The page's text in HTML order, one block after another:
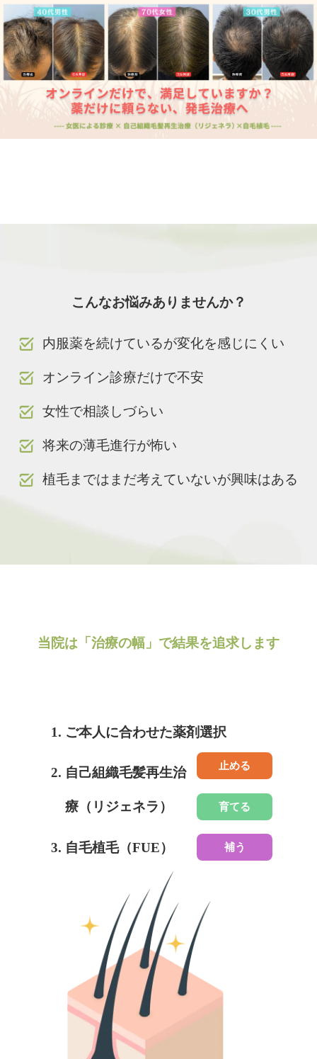
こんなお悩みありませんか？
内服薬を続けているが変化を感じにくい
オンライン診療だけで不安
女性で相談しづらい
将来の薄毛進行が怖い
植毛まではまだ考えていないが興味はある
当院は「治療の幅」で結果を追求します
ご本人に合わせた薬剤選択
止める
自己組織毛髪再生治
療（リジェネラ） 育てる
自毛植毛（FUE） 補う